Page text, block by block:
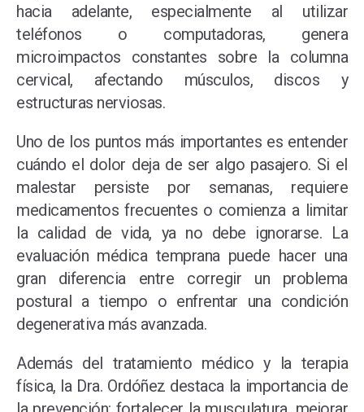
hacia adelante, especialmente al utilizar
teléfonos o computadoras, genera
microimpactos constantes sobre la columna
cervical, afectando músculos, discos y
estructuras nerviosas.
Uno de los puntos más importantes es entender
cuándo el dolor deja de ser algo pasajero. Si el
malestar persiste por semanas, requiere
medicamentos frecuentes o comienza a limitar
la calidad de vida, ya no debe ignorarse. La
evaluación médica temprana puede hacer una
gran diferencia entre corregir un problema
postural a tiempo o enfrentar una condición
degenerativa más avanzada.
Además del tratamiento médico y la terapia
física, la Dra. Ordóñez destaca la importancia de